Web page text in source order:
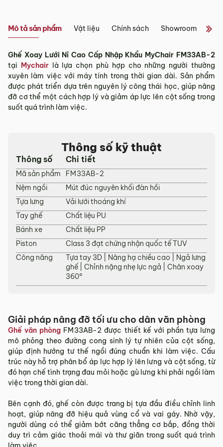
Mô tả sản phẩm Vật liệu Chính sách Showroom
Ghế Xoay Lưới Nỉ Cao Cấp Nhập Khẩu MyChair FM33AB-2
tại Mychairlà lựa chọn phù hợp cho những người thường
xuyên làm việc với máy tính trong thời gian dài. Sản phẩm
được phát triển dựa trên nguyên lý công thái học, giúp nâng
đỡ cơ thể một cách hợp lý và giảm áp lực lên cột sống trong
suốt quá trình làm việc.
Thông số kỹ thuật
Thông số Chi tiết
Mã sản phẩm
FM33AB-2
Nệm ngồi
Mút đúc nguyên khối đàn hồi
Tựa lưng
Vải lưới thoáng khí
Tay ghế
Chất liệu PU
Bánh xe
Chất liệu PP
Piston
Class 3 đạt chứng nhận quốc tế TUV
Công năng
Tựa tay 3D | Nâng hạ chiều cao | Ngả lưng
ghế | Chỉnh nặng nhẹ lực ngả | Chân xoay
360°
Giải pháp nâng đỡ tối ưu cho dân văn phòng
Ghế văn phòng FM33AB-2 được thiết kế với phần tựa lưng
mô phỏng theo đường cong sinh lý tự nhiên của cột sống,
giúp định hướng tư thế ngồi đúng chuẩn khi làm việc. Cấu
trúc này hỗ trợ phân bổ áp lực hợp lý lên lưng và cột sống, từ
đó hạn chế tình trạng đau mỏi hoặc gù lưng khi phải ngồi làm
việc trong thời gian dài.
Bên cạnh đó, ghế còn được trang bị tựa đầu điều chỉnh linh
hoạt, giúp nâng đỡ hiệu quả vùng cổ và vai gáy. Nhờ vậy,
người dùng có thể giảm bớt căng thẳng cơ bắp, đồng thời
duy trì cảm giác thoải mái và thư giãn trong suốt quá trình
phố
khác*
Từ 3 – 5 ngày
*Lưu ý:
Tùy tình hình thực tế mỗi địa phương sẽ có thời gian giao
khác nhau.
Thời gian giao hàng ở khu vực “Quận Ngoại Thành và Tỉnh
Thành khác” không bao gồm: Chủ nhật và các ngày Lễ, Tết.
Nẵng và TP. Hồ Chí Minh
Miễn phí giao hàng đối với đơn hàng giá trị ≥ ­2 triệu trên tất
cả các quận nội thành Hà Nội, Đà Nẵng và TP. Hồ Chí Minh.
Những đơn hàng giá trị < 2 triệu hoặc các đơn hàng ở
ngoại thành sẽ tính phí, tùy khu vực nhân viên kinh doanh
sẽ báo phí giao hàng cụ thể.
3.3. Chính sách giao hàng và lắp đặt tại các
tỉnh/thành phố khác
Các Tỉnh/ Thành khác ngoài khu vực Hà Nội, Đà Nẵng và
TP. Hồ Chí Minh phí vận chuyển sẽ được tính trên từng đơn
hàng theo từng khu vực.
Phí giao hàng sẽ được MyChair thông báo và xác nhận với
Trong quá trình vận chuyển quý khách có bất kỳ thắc mắc,
phát sinh hoặc góp ý nào vui lòng liên hệ Hotline0942 902
468để nhận được sự hỗ trợ nhanh nhất.
4. Chính sách Đổi trả, Hoàn tiền
Thời hạn:Quý khách có thể đổi/trả sản phẩm trong vòng 3
4.1. Các trường hợp được đổi trả sản phẩm
Sản phẩm bị lỗi do nhà sản xuất.
Giao sai sản phẩm, sai mẫu mã so với đơn hàng.
Showroom tại Đà Nẵng
Đà Nẵng
– Hotline:0942 90 2468
– Email:info@mychair.vn
–Showroom mở cửa từ 8h00 – 18h30 (các ngày từ Thứ 2 đến
Chủ Nhật)
Xem bản đồ